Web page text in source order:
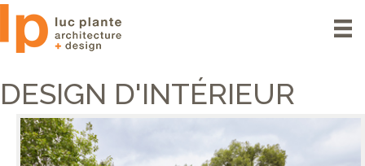
DESIGN D'INTÉRIEUR